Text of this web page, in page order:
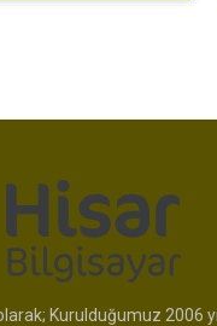
Kurulduğumuz 2006